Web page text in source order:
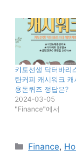
키토선생 닥터바리
탄커피 캐시워크 캐
용돈퀴즈 정답은?
2024-03-05
"Finance"에서
카
Finance,